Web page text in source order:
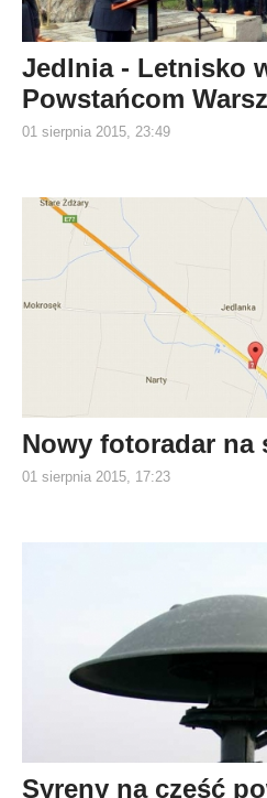
Jedlnia - Letnisko
Powstańcom
01 sierpnia 2015, 23:49
Nowy fotoradar na
01 sierpnia 2015, 17:23
Syreny na cześć